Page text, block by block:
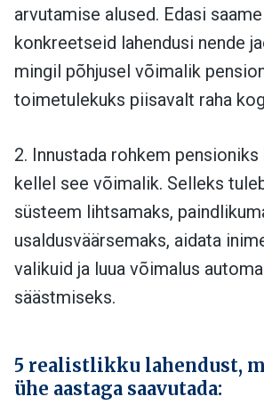
arvutamise alused. Edasi
konkreetseid lahendusi nende
mingil põhjusel võimalik
toimetulekuks piisavalt raha
2. Innustada rohkem pensioniks
kellel see võimalik. Selleks
süsteem lihtsamaks,
usaldusväärsemaks, aidata
valikuid ja luua võimalus
säästmiseks.
5 realistlikku lahendust,
ühe aastaga saavutada: